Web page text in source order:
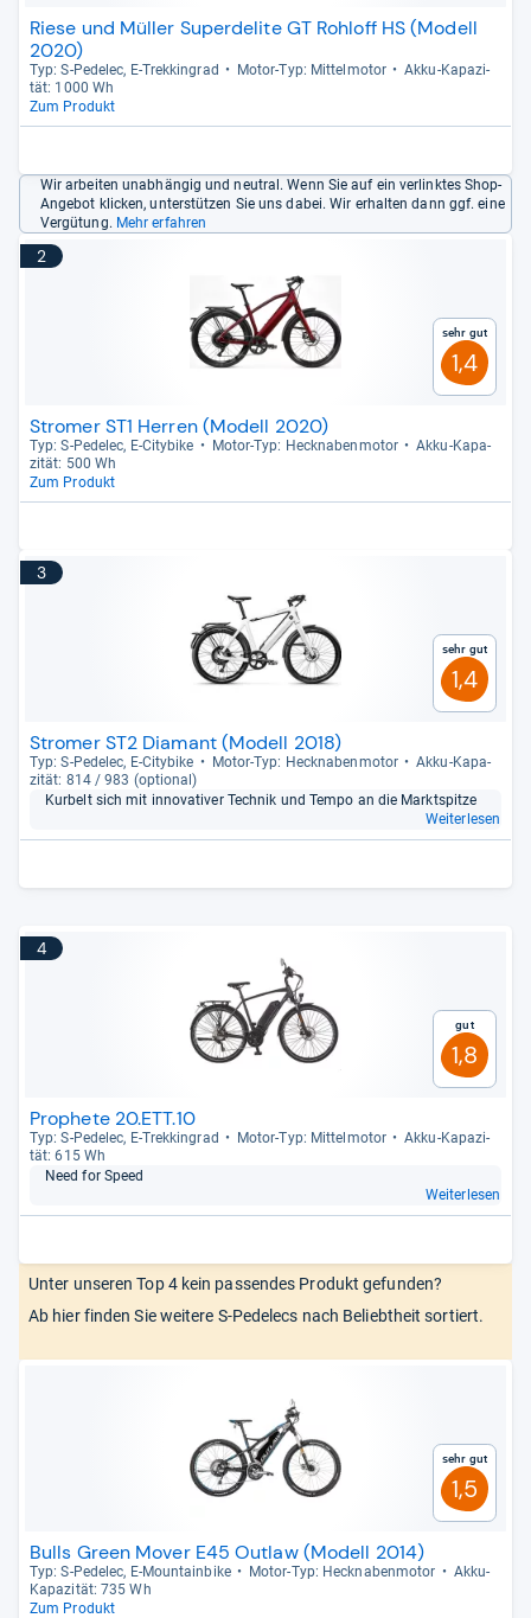
Riese und Müller Superdelite GT Rohloff HS (Modell
2020)
Typ: S-​Pede­lec, E-​Trek­kin­grad Motor-​Typ: Mit­tel­mo­tor
Akku-​Kapa­zi­
tät: 1000 Wh
Zum Produkt
Wir arbeiten unabhängig und neutral. Wenn Sie auf ein verlinktes Shop-
Angebot klicken, unterstützen Sie uns dabei. Wir erhalten dann ggf. eine
Vergütung. Mehr erfahren
2
Sehr gut
1,4
Stromer ST1 Herren (Modell 2020)
Typ: S-​Pede­lec, E-​City­bike Motor-​Typ: Heck­na­ben­mo­tor
Akku-​Kapa­
zi­tät: 500 Wh
Zum Produkt
3
Sehr gut
1,4
Stromer ST2 Diamant (Modell 2018)
Typ: S-​Pede­lec, E-​City­bike Motor-​Typ: Heck­na­ben­mo­tor
Akku-​Kapa­
zi­tät: 814 / 983 (optio­nal)
Kur­belt sich mit inno­va­ti­ver Tech­nik und Tempo an die Markt­spitze
Weiterlesen
4
Gut
1,8
Prophete 20.ETT.10
Typ: S-​Pede­lec, E-​Trek­kin­grad Motor-​Typ: Mit­tel­mo­tor
Akku-​Kapa­zi­
tät: 615 Wh
Need for Speed
Weiterlesen
Unter unseren Top 4 kein passendes Produkt gefunden?
Ab hier finden Sie weitere S-Pedelecs nach Beliebtheit sortiert.
Sehr gut
1,5
Bulls Green Mover E45 Outlaw (Modell 2014)
Typ: S-​Pede­lec, E-​Moun­tain­bike Motor-​Typ: Heck­na­ben­mo­tor
Akku-​
Kapa­zi­tät: 735 Wh
Zum Produkt